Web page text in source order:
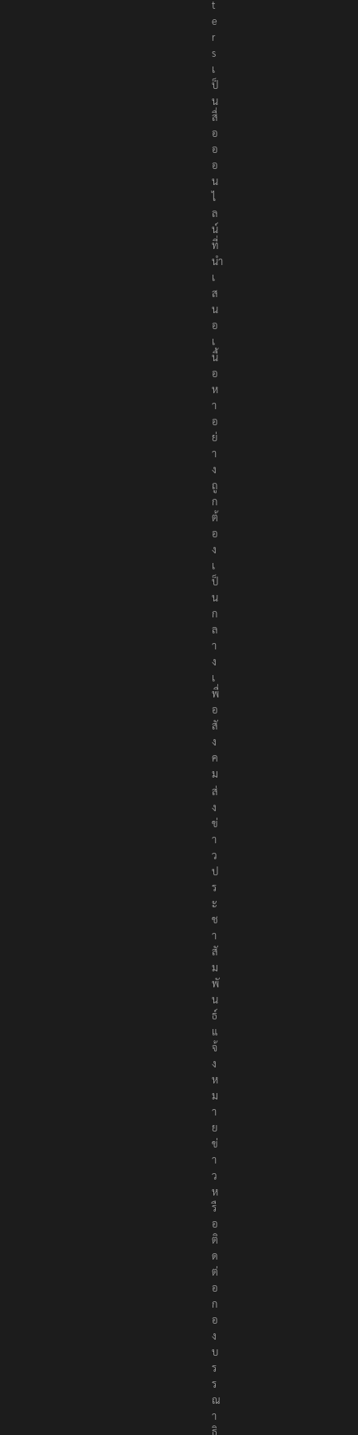
t
e
r
s
เ
ป็
น
สื่
อ
อ
อ
น
ไ
ล
น์
ที่
นำ
เ
ส
น
อ
เ
นื้
อ
ห
า
อ
ย่
า
ง
ถู
ก
ต้
อ
ง
เ
ป็
น
ก
ล
า
ง
เ
พื่
อ
สั
ง
ค
ม
ส่
ง
ข่
า
ว
ป
ร
ะ
ช
า
สั
ม
พั
น
ธ์
แ
จ้
ง
ห
ม
า
ย
ข่
า
ว
ห
รื
อ
ติ
ด
ต่
อ
ก
อ
ง
บ
ร
ร
ณ
า
ธิ